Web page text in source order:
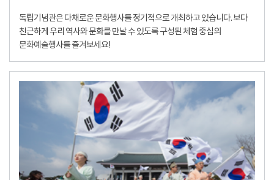
독립기념관은 다채로운 문화행사를 정기적으로 개최하고 있습니다. 보다
친근하게 우리 역사와 문화를 만날 수 있도록 구성된 체험 중심의
문화예술행사를 즐겨보세요!